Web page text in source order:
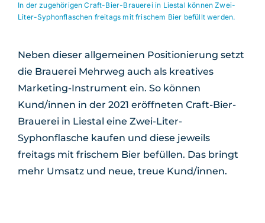
In der zugehörigen Craft-Bier-Brauerei in Liestal können Zwei-
Liter-Syphonflaschen freitags mit frischem Bier befüllt werden.
Neben dieser allgemeinen Positionierung setzt
die Brauerei Mehrweg auch als kreatives
Marketing-Instrument ein. So können
Kund/innen in der 2021 eröffneten Craft-Bier-
Brauerei in Liestal eine Zwei-Liter-
Syphonflasche kaufen und diese jeweils
freitags mit frischem Bier befüllen. Das bringt
mehr Umsatz und neue, treue Kund/innen.